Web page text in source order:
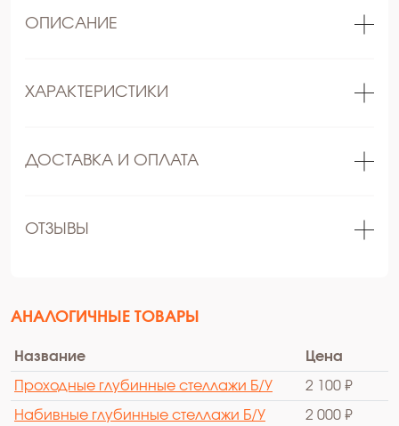
ОПИСАНИЕ
ХАРАКТЕРИСТИКИ
ДОСТАВКА И ОПЛАТА
ОТЗЫВЫ
АНАЛОГИЧНЫЕ ТОВАРЫ
Название Цена
Проходные глубинные стеллажи Б/У 2 100 ₽
Набивные глубинные стеллажи Б/У 2 000 ₽